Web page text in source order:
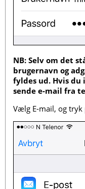
NB: Selv om det
brugernavn og
fyldes ud. Hvis
sende e-mail fra
Vælg E-mail, og tryk